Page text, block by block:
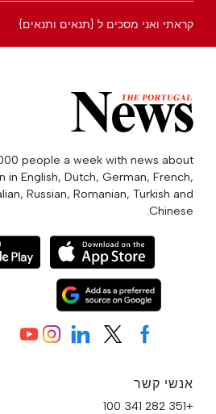
קראתי ואני מסכים ל {תנאים ותנאים}
people a week with news about
in English, Dutch, German, French,
Russian, Romanian, Turkish and
Chinese.
אנשי קשר
+351 282 341 100